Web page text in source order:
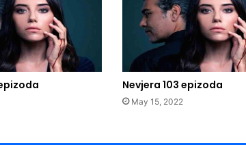
Nevjera 103 epizoda
May 15, 2022